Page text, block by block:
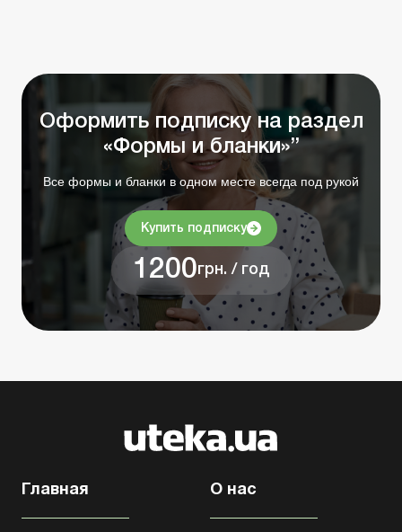
Оформить подписку на раздел
«Формы и бланки»”
Все формы и бланки в одном месте всегда под рукой
Купить подписку
1200грн. / год
Главная О нас